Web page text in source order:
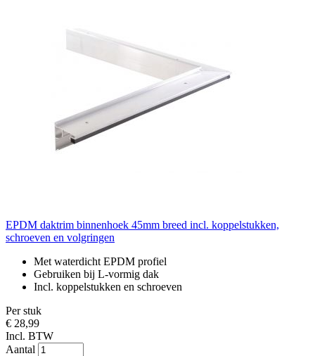
EPDM daktrim binnenhoek 45mm breed incl. koppelstukken,
schroeven en volgringen
Met waterdicht EPDM profiel
Gebruiken bij L-vormig dak
Incl. koppelstukken en schroeven
Per stuk
€ 28,99
Incl. BTW
Aantal